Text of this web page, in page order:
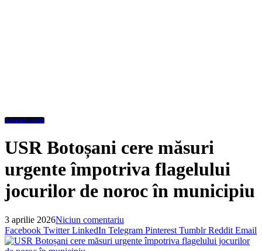
Administratie
USR Botoșani cere măsuri
urgente împotriva flagelului
jocurilor de noroc în municipiu
3 aprilie 2026Niciun comentariu
Facebook Twitter LinkedIn Telegram Pinterest Tumblr Reddit Email